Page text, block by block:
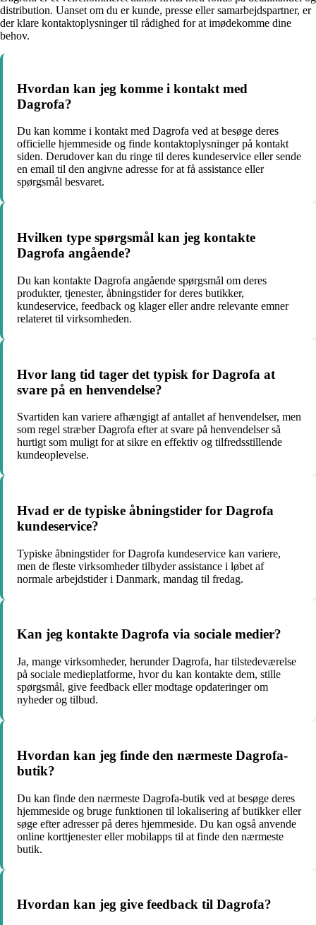
distribution. Uanset om du er kunde, presse eller samarbejdspartner, er
der klare kontaktoplysninger til rådighed for at imødekomme dine
behov.
Hvordan kan jeg komme i kontakt med
Dagrofa?
Du kan komme i kontakt med Dagrofa ved at besøge deres
officielle hjemmeside og finde kontaktoplysninger på kontakt
siden. Derudover kan du ringe til deres kundeservice eller sende
en email til den angivne adresse for at få assistance eller
spørgsmål besvaret.
Hvilken type spørgsmål kan jeg kontakte
Dagrofa angående?
Du kan kontakte Dagrofa angående spørgsmål om deres
produkter, tjenester, åbningstider for deres butikker,
kundeservice, feedback og klager eller andre relevante emner
relateret til virksomheden.
Hvor lang tid tager det typisk for Dagrofa at
svare på en henvendelse?
Svartiden kan variere afhængigt af antallet af henvendelser, men
som regel stræber Dagrofa efter at svare på henvendelser så
hurtigt som muligt for at sikre en effektiv og tilfredsstillende
kundeoplevelse.
Hvad er de typiske åbningstider for Dagrofa
kundeservice?
Typiske åbningstider for Dagrofa kundeservice kan variere,
men de fleste virksomheder tilbyder assistance i løbet af
normale arbejdstider i Danmark, mandag til fredag.
Kan jeg kontakte Dagrofa via sociale medier?
Ja, mange virksomheder, herunder Dagrofa, har tilstedeværelse
på sociale medieplatforme, hvor du kan kontakte dem, stille
spørgsmål, give feedback eller modtage opdateringer om
nyheder og tilbud.
Hvordan kan jeg finde den nærmeste Dagrofa-
butik?
Du kan finde den nærmeste Dagrofa-butik ved at besøge deres
hjemmeside og bruge funktionen til lokalisering af butikker eller
søge efter adresser på deres hjemmeside. Du kan også anvende
online korttjenester eller mobilapps til at finde den nærmeste
butik.
Hvordan kan jeg give feedback til Dagrofa?